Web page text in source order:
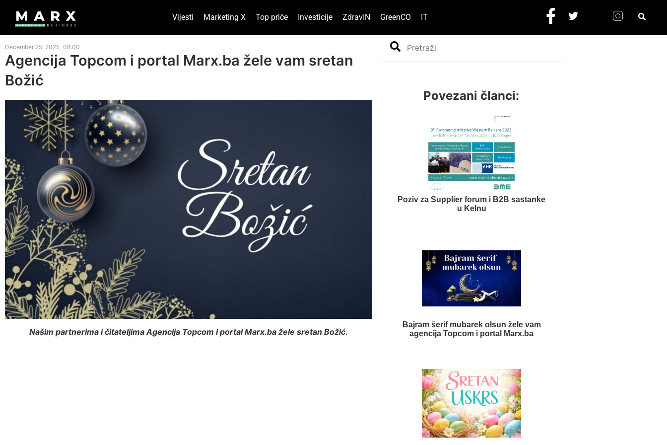
Vijesti Marketing X Top priče Investicije ZdravIN GreenCO IT
December 25, 2025 08:00
Agencija Topcom i portal Marx.ba žele vam sretan
Božić
Našim partnerima i čitateljima Agencija Topcom i portal Marx.ba žele sretan Božić.
Search
Povezani članci:
Poziv za Supplier forum i B2B sastanke
u Kelnu
Bajram šerif mubarek olsun žele vam
agencija Topcom i portal Marx.ba